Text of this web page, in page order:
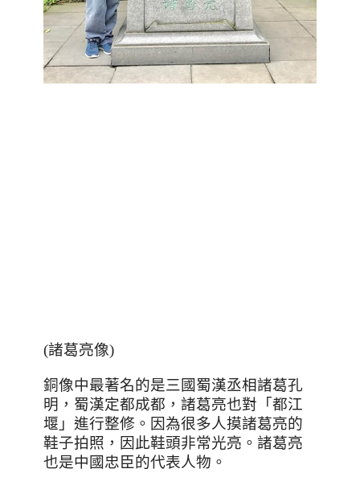
(諸葛亮像)
銅像中最著名的是三國蜀漢丞相諸葛孔
明，蜀漢定都成都，諸葛亮也對「都江
堰」進行整修。因為很多人摸諸葛亮的
鞋子拍照，因此鞋頭非常光亮。諸葛亮
也是中國忠臣的代表人物。